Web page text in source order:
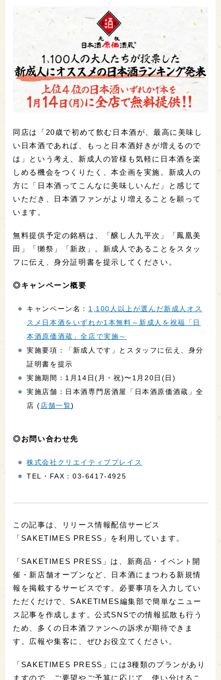
同店は「20歳で初めて飲む日本酒が、最高に美味し
い日本酒であれば、もっと日本酒好きが増えるので
は」という考え、新成人の皆様も気軽に日本酒を楽
しめる機会をつくりたく、本企画を実施。新成人の
方に「日本酒ってこんなに美味しいんだ」と感じて
いただき、日本酒ファンがより増えることを願って
います。
無料提供予定の銘柄は、「醸し人九平次」「鳳凰美
田」「獺祭」「新政」。新成人であることをスタッ
フに伝え、身分証明書を提示してください。
◎キャンペーン概要
キャンペーン名： 1,100人以上が選んだ新成人オス
スメ日本酒をいずれか1本無料～新成人を祝福「日
本酒原価酒蔵」全店で実施～
実施要項：「新成人です」とスタッフに伝え、身分
証明書を提示
実施期間：1月14日(月・祝)〜1月20日(日)
実施店舗：日本酒専門居酒屋「日本酒原価酒蔵」全
店 (店舗一覧)
◎お問い合わせ先
株式会社クリエイティブプレイス
TEL・FAX：03-6417-4925
この記事は、リリース情報配信サービス
「SAKETIMES PRESS」を利用しています。
「SAKETIMES PRESS」は、新商品・イベント開
催・新店舗オープンなど、日本酒にまつわる新規情
報を掲載するサービスです。必要事項を入力してい
ただくだけで、SAKETIMES編集部で簡単なニュー
ス記事を作成します。公式SNSでの情報拡散も行う
ため、多くの日本酒ファンへの訴求が期待できま
す。広報や集客に、ぜひお役立てください。
「SAKETIMES PRESS」には3種類のプランがあり
ますので、ご要望やご予算に応じて、使い分けるこ